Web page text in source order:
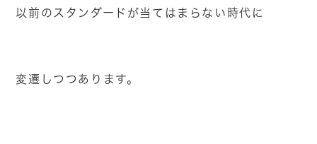
以前のスタンダードが当てはまらない時代に
変遷しつつあります。